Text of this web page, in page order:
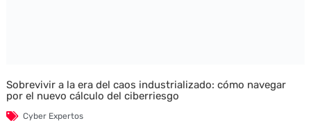
Sobrevivir a la era del caos industrializado: cómo navegar
por el nuevo cálculo del ciberriesgo
Cyber Expertos